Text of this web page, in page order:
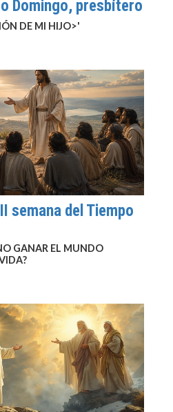
Domingo, presbítero
DE MI HIJO>'
semana del Tiempo
GANAR EL MUNDO